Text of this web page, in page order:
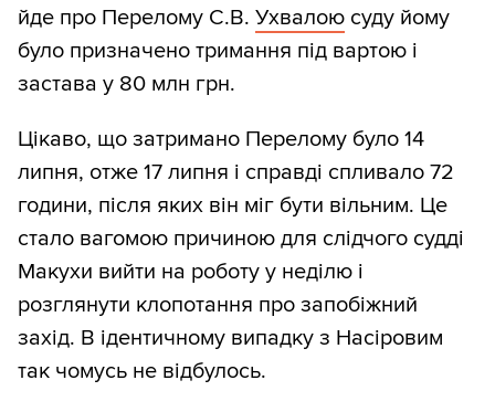
йде про Перелому С.В. Ухвалою суду йому
було призначено тримання під вартою і
застава у 80 млн грн.
Цікаво, що затримано Перелому було 14
липня, отже 17 липня і справді спливало 72
години, після яких він міг бути вільним. Це
стало вагомою причиною для слідчого судді
Макухи вийти на роботу у неділю і
розглянути клопотання про запобіжний
захід. В ідентичному випадку з Насіровим
так чомусь не відбулось.